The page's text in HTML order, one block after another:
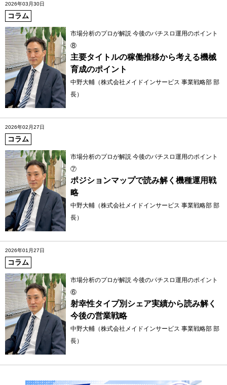
2026年03月30日
コラム
市場分析のプロが解説 今後のパチスロ運用のポイント
⑧
主要タイトルの稼働推移から考える機械
育成のポイント
中野大輔（株式会社メイドインサービス 事業戦略部 部
長）
2026年02月27日
コラム
市場分析のプロが解説 今後のパチスロ運用のポイント
⑦
ポジションマップで読み解く機種運用戦
略
中野大輔（株式会社メイドインサービス 事業戦略部 部
長）
2026年01月27日
コラム
市場分析のプロが解説 今後のパチスロ運用のポイント
⑥
射幸性タイプ別シェア実績から読み解く
今後の営業戦略
中野大輔（株式会社メイドインサービス 事業戦略部 部
長）